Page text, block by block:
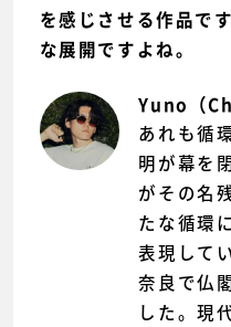
を感じさせる作品で
な展開ですよね。
Yuno（
あれも循
明が幕を
がその名
たな循環
表現して
奈良で仏
した。現